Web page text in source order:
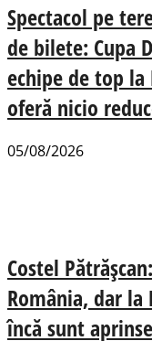
Spectacol pe
de bilete: Cupa
echipe de top
oferă nicio
05/08/2026
Costel
România, dar
încă sunt